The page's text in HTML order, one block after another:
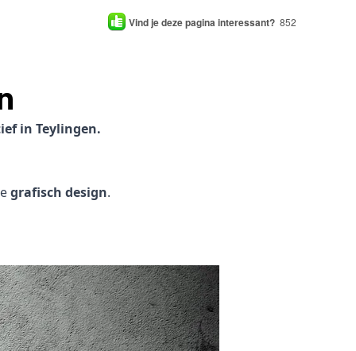
Vind je deze pagina interessant? 852
in Teylingen.
grafisch design.